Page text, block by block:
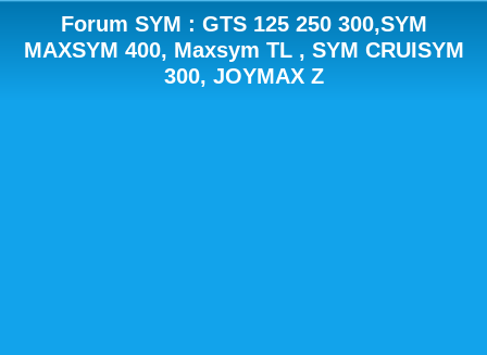
Forum SYM : GTS 125 250 300,SYM
MAXSYM 400, Maxsym TL , SYM CRUISYM
300, JOYMAX Z